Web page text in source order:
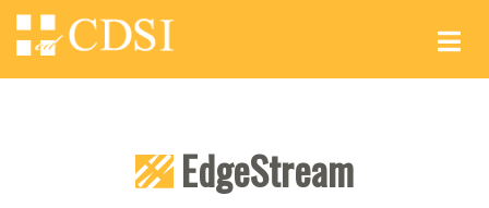
jjjjj
EdgeStream